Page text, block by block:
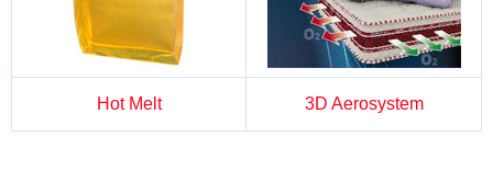
Hot Melt 3D Aerosystem